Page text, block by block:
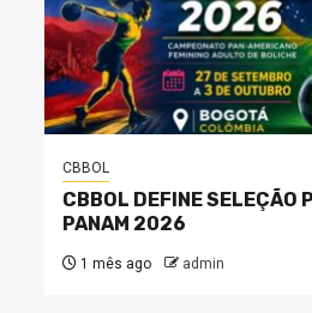
CBBOL
CBBOL DEFINE SELEÇÃO
PANAM 2026
1 mês ago admin